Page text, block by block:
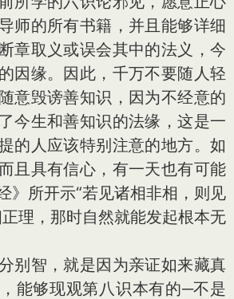
师的所有书籍，并且能够详细
章取义或误会其中的法义，今
因缘。因此，千万不要随人轻
意毁谤善知识，因为不经意的
今生和善知识的法缘，这是一
的人应该特别注意的地方。如
且具有信心，有一天也有可能
》所开示“若见诸相非相，则见
理，那时自然就能发起根本无
别智，就是因为亲证如来藏真
能够现观第八识本有的─不是